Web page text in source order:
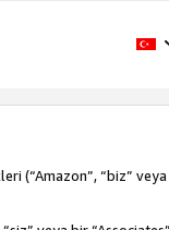
(“Amazon”, “biz” veya